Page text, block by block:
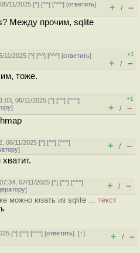
11/2025 [^] [^^] [^^^] [ответить]
+ / –
Между прочим, sqlite
11/2025 [^] [^^] [^^^] [ответить]
+1
+ / –
тоже.
06/11/2025 [^] [^^] [^^^]
]
+1
+ / –
06/11/2025 [^] [^^] [^^^]
] + / –
07/11/2025 [^] [^^] [^^^]
] + / –
можно юзать из sqlite ... текст
[^] [^^] [^^^] [ответить][↑]
+ / –